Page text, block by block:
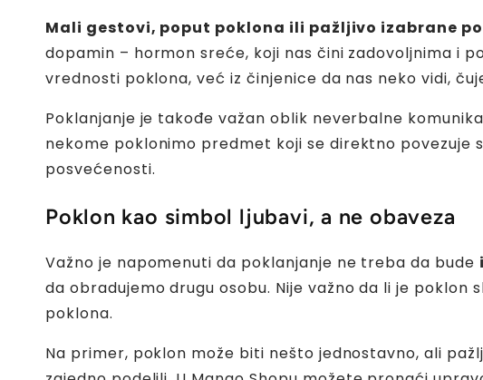
Mali gestovi, poput poklona ili pažljivo izabrane
dopamin – hormon sreće, koji nas čini zadovoljnima i
vrednosti poklona, već iz činjenice da nas neko vidi,
Poklanjanje je takođe važan oblik neverbalne
nekome poklonimo predmet koji se direktno povezuje
posvećenosti.
Poklon kao simbol ljubavi, a ne obaveza
Važno je napomenuti da poklanjanje ne treba da bude
da obradujemo drugu osobu. Nije važno da li je
poklona.
Na primer, poklon može biti nešto jednostavno, ali